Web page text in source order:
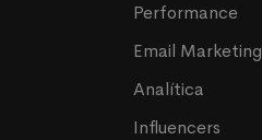
Performance
Email Marketing
Analítica
Influencers